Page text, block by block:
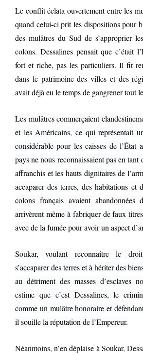
Le conflit éclata ouvertement entre les
quand celui-ci prit les dispositions pour
des mulâtres du Sud de s’approprier
colons. Dessalines pensait que c’était
fort et riche, pas les particuliers. Il fit
dans le patrimoine des villes et des
avait déjà eu le temps de gangrener tout
Les mulâtres commerçaient
et les Américains, ce qui représentait
considérable pour les caisses de l’État
pays ne nous reconnaissaient pas en tant
affranchis et les hauts dignitaires de
accaparer des terres, des habitations et
colons français avaient
arrivèrent même à fabriquer de faux
avec de la fumée pour avoir un aspect
Soukar, voulant reconnaître le
s’accaparer des terres et à hériter des
au détriment des masses d’esclaves
estime que c’est Dessalines, le
comme un mulâtre honoraire et
il souille la réputation de l’Empereur.
Néanmoins, n’en déplaise à Soukar,